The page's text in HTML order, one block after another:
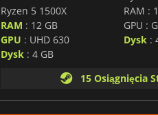
Ryzen 5 1500X
RAM : 12 GB
GPU : UHD 630
Dysk: 4 GB
RAM :
GPU :
Dysk :
15 Osiągnięcia